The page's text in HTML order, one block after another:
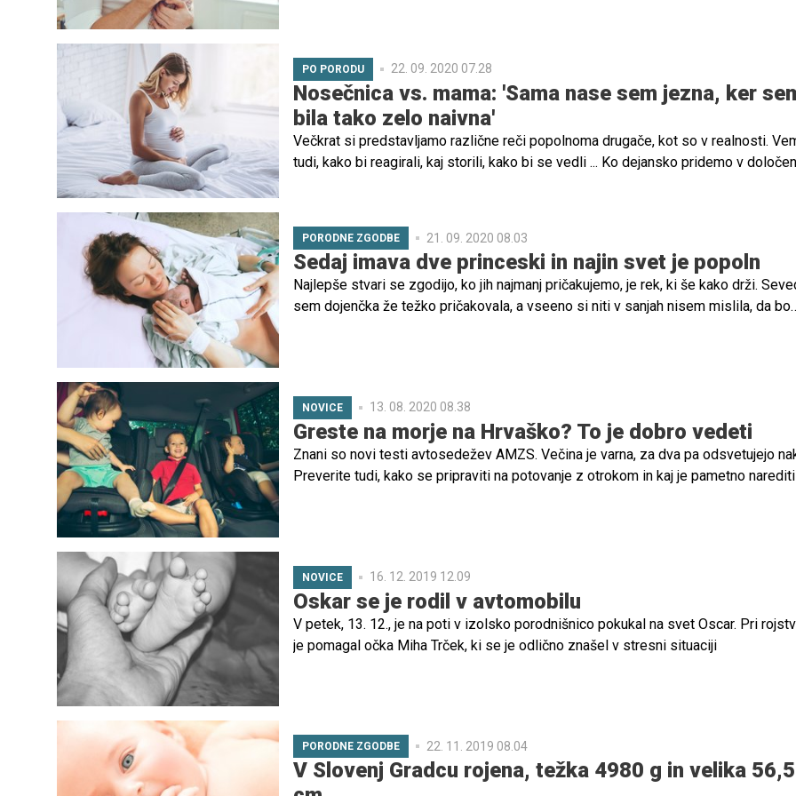
PO PORODU 22. 09. 2020 07.28
Nosečnica vs. mama: 'Sama nase sem jezna, ker
bila tako zelo naivna'
Večkrat si predstavljamo različne reči popolnoma drugače, kot so v realnosti.
tudi, kako bi reagirali, kaj storili, kako bi se vedli ... Ko dejansko pridemo v
PORODNE ZGODBE 21. 09. 2020 08.03
Sedaj imava dve princeski in najin svet je popoln
Najlepše stvari se zgodijo, ko jih najmanj pričakujemo, je rek, ki še kako drži.
sem dojenčka že težko pričakovala, a vseeno si niti v sanjah nisem mislila, da bo
NOVICE 13. 08. 2020 08.38
Greste na morje na Hrvaško? To je dobro vedeti
Znani so novi testi avtosedežev AMZS. Večina je varna, za dva pa odsvetujejo
Preverite tudi, kako se pripraviti na potovanje z otrokom in kaj je pametno narediti
NOVICE 16. 12. 2019 12.09
Oskar se je rodil v avtomobilu
V petek, 13. 12., je na poti v izolsko porodnišnico pokukal na svet Oscar. Pri
je pomagal očka Miha Trček, ki se je odlično znašel v stresni situaciji
PORODNE ZGODBE 22. 11. 2019 08.04
V Slovenj Gradcu rojena, težka 4980 g in velika 56,5